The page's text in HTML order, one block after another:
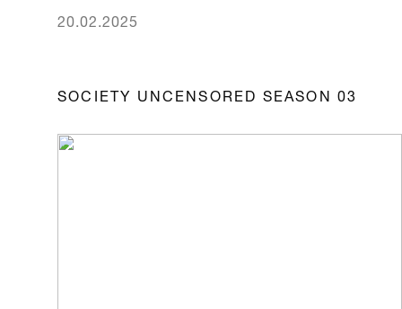
20.02.2025
SOCIETY UNCENSORED SEASON 03